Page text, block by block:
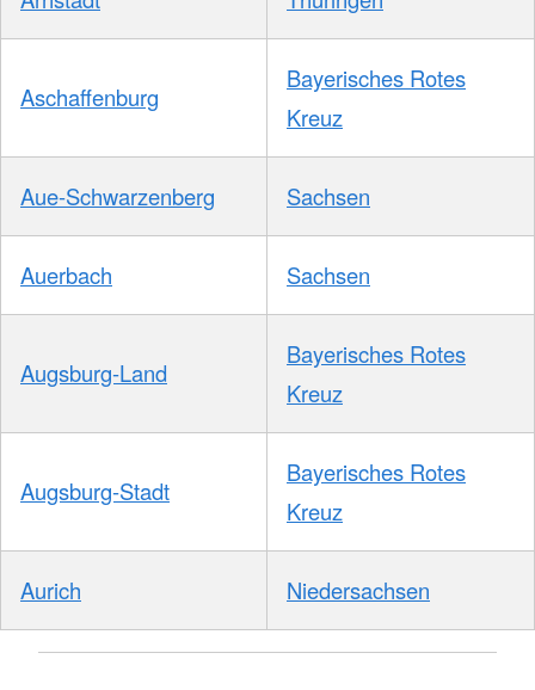
Aschaffenburg
Bayerisches Rotes
Kreuz
Aue-Schwarzenberg Sachsen
Auerbach Sachsen
Augsburg-Land
Bayerisches Rotes
Kreuz
Augsburg-Stadt
Bayerisches Rotes
Kreuz
Aurich Niedersachsen